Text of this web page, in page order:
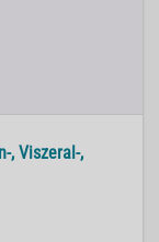
, Viszeral-,